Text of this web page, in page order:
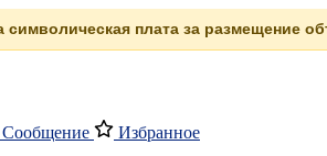
плата за размещение
Сообщение Избранное